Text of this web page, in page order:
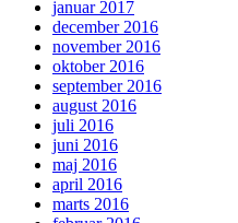
januar 2017
december 2016
november 2016
oktober 2016
september 2016
august 2016
juli 2016
juni 2016
maj 2016
april 2016
marts 2016